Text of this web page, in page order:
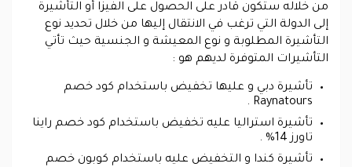
من خلاله ستكون قادر على الحصول على الفيزا أو التأشيرة
إلى الدولة التي ترغب في الانتقال إليها من خلال تحديد نوع
التأشيرة المطلوبة و نوع المعيشة و الجنسية حيث تأتي
التأشيرات المتوفرة لديهم هو :
تأشيرة دبي و عليها تخفيض باستخدام كود خصم
Raynatours .
تأشيرة استراليا عليه تخفيض باستخدام كود خصم راينا
تاورز 14% .
تأشيرة كندا و التخفيض عليه باستخدام كوبون خصم